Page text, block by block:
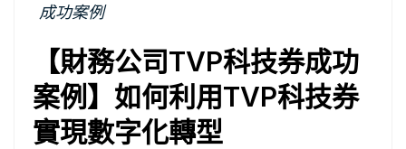
成功案例
【財務公司TVP科技券成功
案例】如何利用TVP科技券
實現數字化轉型